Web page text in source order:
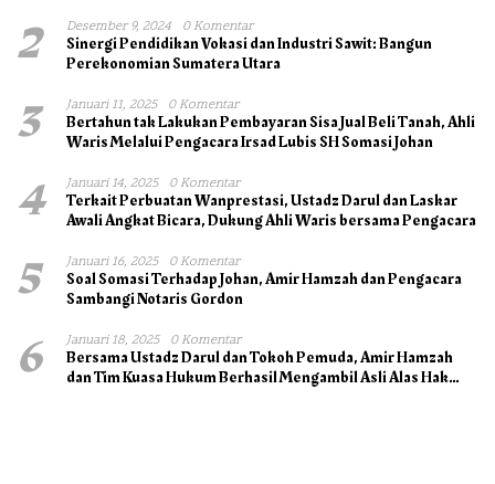
2 Desember 9, 2024 0 Komentar
Sinergi Pendidikan Vokasi dan Industri Sawit: Bangun
Perekonomian Sumatera Utara
3 Januari 11, 2025 0 Komentar
Bertahun tak Lakukan Pembayaran Sisa Jual Beli Tanah, Ahli
Waris Melalui Pengacara Irsad Lubis SH Somasi Johan
4 Januari 14, 2025 0 Komentar
Terkait Perbuatan Wanprestasi, Ustadz Darul dan Laskar
Awali Angkat Bicara, Dukung Ahli Waris bersama Pengacara
5 Januari 16, 2025 0 Komentar
Soal Somasi Terhadap Johan, Amir Hamzah dan Pengacara
Sambangi Notaris Gordon
6 Januari 18, 2025 0 Komentar
Bersama Ustadz Darul dan Tokoh Pemuda, Amir Hamzah
dan Tim Kuasa Hukum Berhasil Mengambil Asli Alas Hak